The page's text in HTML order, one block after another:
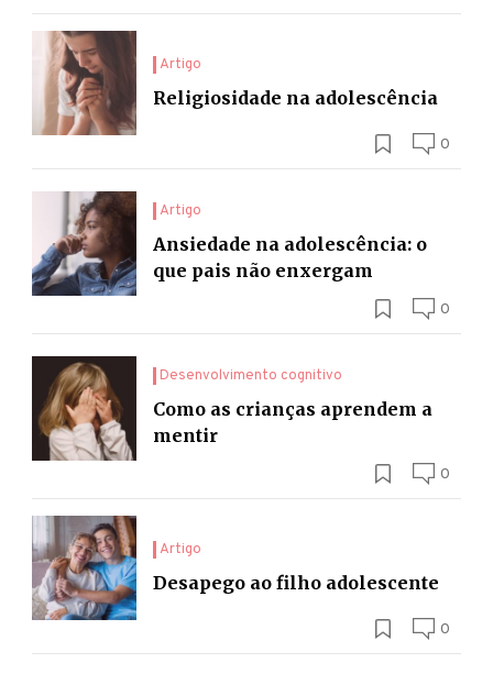
Artigo
Religiosidade na adolescência
0
Artigo
Ansiedade na adolescência: o
que pais não enxergam
0
Desenvolvimento cognitivo
Como as crianças aprendem a
mentir
0
Artigo
Desapego ao filho adolescente
0